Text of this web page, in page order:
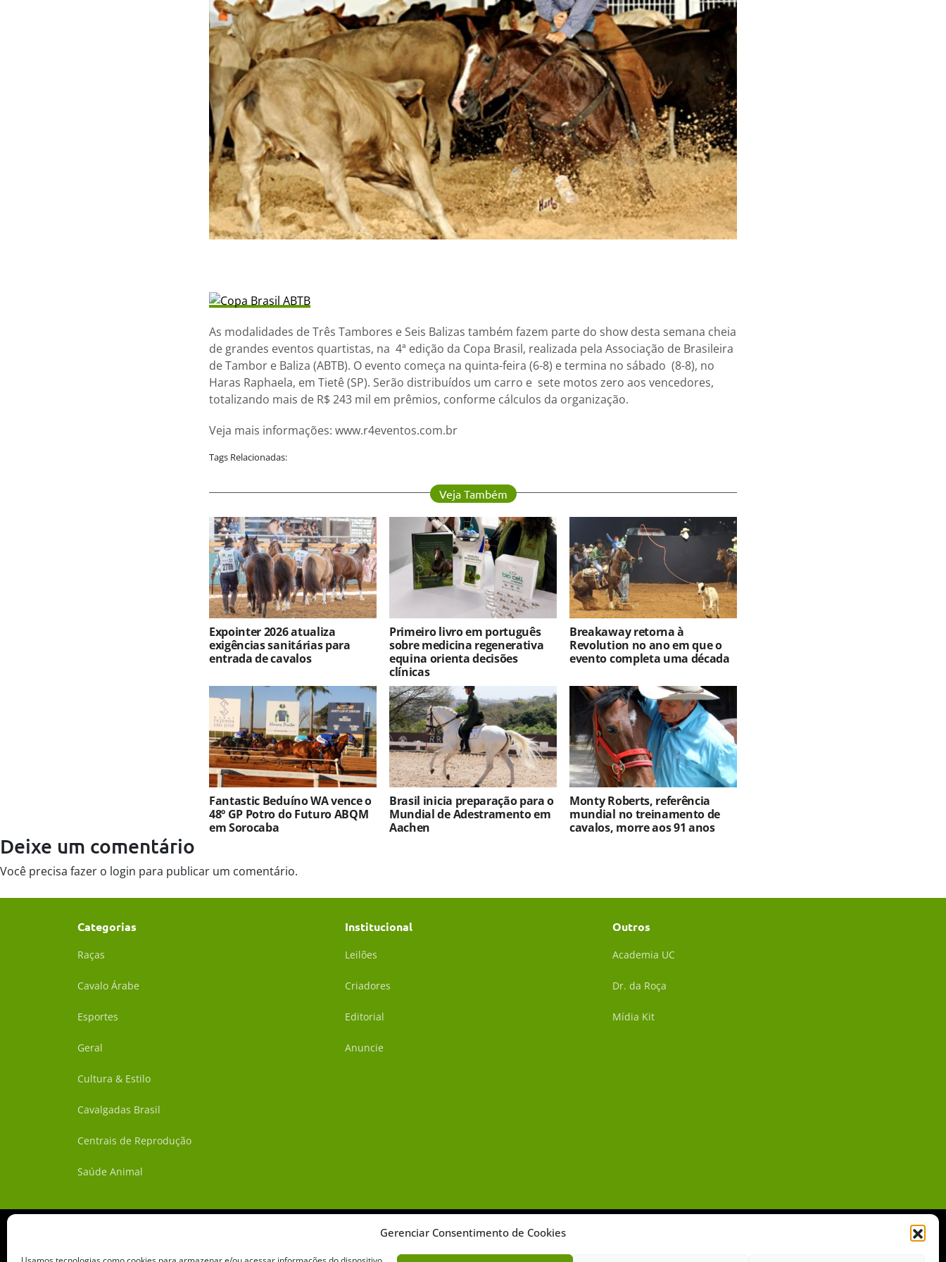
Gerenciar Consentimento de Cookies
As modalidades de Três Tambores e Seis Balizas também fazem parte do show desta semana cheia
de grandes eventos quartistas, na 4ª edição da Copa Brasil, realizada pela Associação de Brasileira
de Tambor e Baliza (ABTB). O evento começa na quinta-feira (6-8) e termina no sábado (8-8), no
Haras Raphaela, em Tietê (SP). Serão distribuídos um carro e sete motos zero aos vencedores,
totalizando mais de R$ 243 mil em prêmios, conforme cálculos da organização.
Veja mais informações: www.r4eventos.com.br
Tags Relacionadas:
Veja Também
Expointer 2026 atualiza
exigências sanitárias para
entrada de cavalos
Primeiro livro em português
sobre medicina regenerativa
equina orienta decisões
clínicas
Breakaway retorna à
Revolution no ano em que o
evento completa uma década
Fantastic Beduíno WA vence o
48º GP Potro do Futuro ABQM
em Sorocaba
Brasil inicia preparação para o
Mundial de Adestramento em
Aachen
Monty Roberts, referência
mundial no treinamento de
cavalos, morre aos 91 anos
Deixe um comentário
Você precisa fazer o login para publicar um comentário.
Categorias
Raças
Cavalo Árabe
Esportes
Geral
Cultura & Estilo
Cavalgadas Brasil
Centrais de Reprodução
Saúde Animal
Institucional
Leilões
Criadores
Editorial
Anuncie
Outros
Academia UC
Dr. da Roça
Mídia Kit